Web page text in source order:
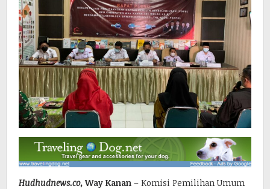
Hudhudnews.co,Way Kanan – Komisi Pemilihan Umum